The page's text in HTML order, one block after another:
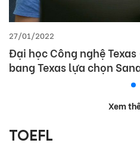
27/01/2022
Đại học Công nghệ
bang Texas lựa chọn
Xem
TOEFL